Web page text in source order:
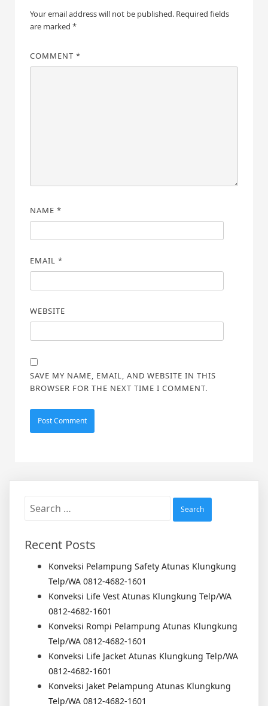
Your email address will not be published. Required fields
are marked *
COMMENT *
NAME *
EMAIL *
WEBSITE
SAVE MY NAME, EMAIL, AND WEBSITE IN THIS
BROWSER FOR THE NEXT TIME I COMMENT.
Search
Recent Posts
Konveksi Pelampung Safety Atunas Klungkung
Telp/WA 0812-4682-1601
Konveksi Life Vest Atunas Klungkung Telp/WA
0812-4682-1601
Konveksi Rompi Pelampung Atunas Klungkung
Telp/WA 0812-4682-1601
Konveksi Life Jacket Atunas Klungkung Telp/WA
0812-4682-1601
Konveksi Jaket Pelampung Atunas Klungkung
Telp/WA 0812-4682-1601